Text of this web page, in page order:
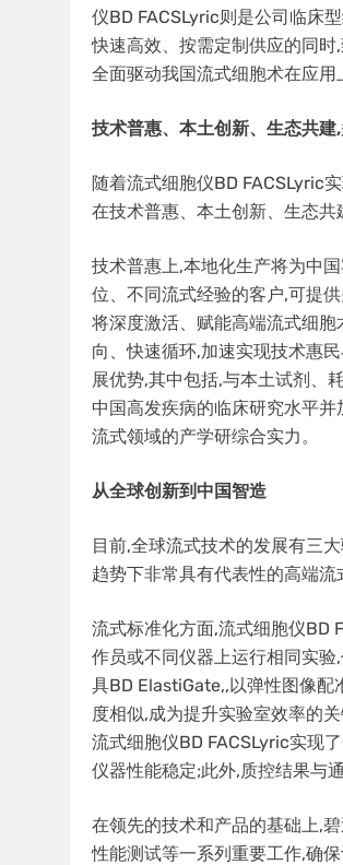
仪BD FACSLyric则是公司临床
快速高效、按需定制供应的同
全面驱动我国流式细胞术在应
技术普惠、 本土创新、 生态共建
随着流式细胞仪BD FACSLyric
在技术普惠、本土创新、生态共
技术普惠上,本地化生产将为中
位、不同流式经验的客户,可提
将深度激活、赋能高端流式细胞
向、快速循环,加速实现技术惠
展优势,其中包括,与本土试剂、
中国高发疾病的临床研究水平
流式领域的产学研综合实力。
从全球创新到中国智造
目前,全球流式技术的发展有三
趋势下非常具有代表性的高端流
流式标准化方面,流式细胞仪BD
作员或不同仪器上运行相同实
具BD ElastiGate,,以弹性图像配
度相似,成为提升实验室效率的
流式细胞仪BD FACSLyric实现
仪器性能稳定;此外,质控结果与
在领先的技术和产品的基础上,
性能测试等一系列重要工作,确